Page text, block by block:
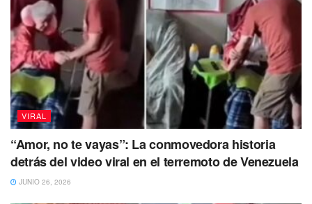
VIRAL
“Amor, no te vayas”: La conmovedora historia
detrás del video viral en el terremoto de Venezuela
JUNIO 26, 2026